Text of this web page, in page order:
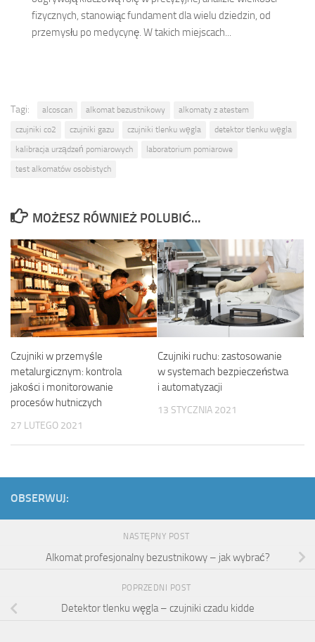
fizycznych, stanowiąc fundament dla wielu dziedzin, od
przemysłu po medycynę. W takich miejscach...
Tagi: alcoscan alkomat bezustnikowy
alkomaty z atestem
czujniki co2
czujniki gazu czujniki tlenku węgla
detektor tlenku węgla
kalibracja urządzeń pomiarowych
laboratorium pomiarowe
test alkomatów osobistych
MOŻESZ RÓWNIEŻ POLUBIĆ…
Czujniki w przemyśle
metalurgicznym: kontrola
jakości i monitorowanie
procesów hutniczych
27 LUTEGO 2021
Czujniki ruchu: zastosowanie
w systemach bezpieczeństwa
i automatyzacji
13 STYCZNIA 2021
OBSERWUJ:
NASTĘPNY POST
Alkomat profesjonalny bezustnikowy – jak wybrać?
POPRZEDNI POST
Detektor tlenku węgla – czujniki czadu kidde